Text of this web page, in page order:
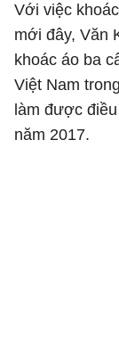
Với việc
mới đây, Văn
khoác áo ba
Việt Nam
làm được
năm 2017.